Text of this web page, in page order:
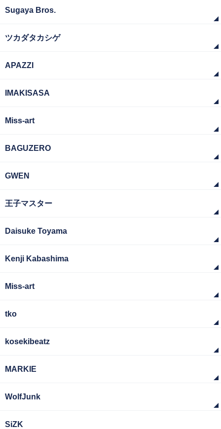
Sugaya Bros.
ツカダタカシゲ
APAZZI
IMAKISASA
Miss-art
BAGUZERO
GWEN
王子マスター
Daisuke Toyama
Kenji Kabashima
Miss-art
tko
kosekibeatz
MARKIE
WolfJunk
SiZK